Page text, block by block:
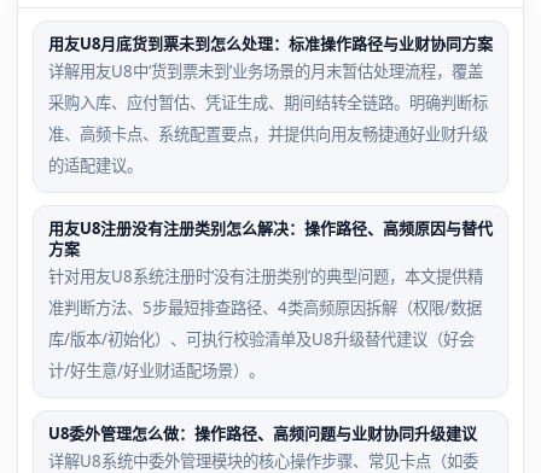
用友U8月底货到票未到怎么处理：标准操作路径与业财协同方案
详解用友U8中‘货到票未到’业务场景的月末暂估处理流程，覆盖
采购入库、应付暂估、凭证生成、期间结转全链路。明确判断标
准、高频卡点、系统配置要点，并提供向用友畅捷通好业财升级
的适配建议。
用友U8注册没有注册类别怎么解决：操作路径、高频原因与替代
方案
针对用友U8系统注册时‘没有注册类别’的典型问题，本文提供精
准判断方法、5步最短排查路径、4类高频原因拆解（权限/数据
库/版本/初始化）、可执行校验清单及U8升级替代建议（好会
计/好生意/好业财适配场景）。
U8委外管理怎么做：操作路径、高频问题与业财协同升级建议
详解U8系统中委外管理模块的核心操作步骤、常见卡点（如委